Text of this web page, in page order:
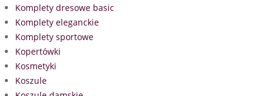
Komplety dresowe basic
Komplety eleganckie
Komplety sportowe
Kopertówki
Kosmetyki
Koszule